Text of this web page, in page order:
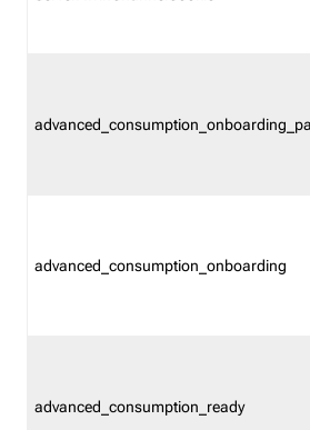
advanced_consumption_onboarding
advanced_consumption_ready